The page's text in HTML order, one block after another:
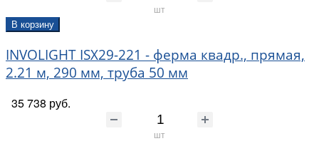
шт
В корзину
INVOLIGHT ISX29-221 - ферма квадр., прямая,
2.21 м, 290 мм, труба 50 мм
35 738 руб.
шт